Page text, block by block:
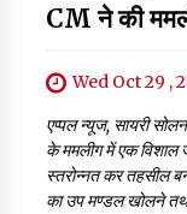
CM ने की
Wed Oct 29 ,
एप्पल न्यूज, सायरी
के ममलीग में एक विशाल
स्तरोन्नत कर तहसील
का उप मण्डल खोलने